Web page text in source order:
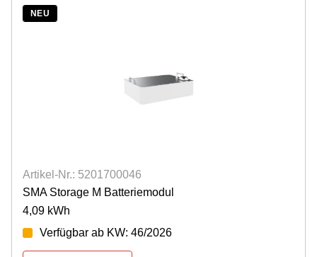
NEU
Artikel-Nr.: 5201700046
SMA Storage M Batteriemodul
4,09 kWh
Verfügbar ab KW: 46/2026